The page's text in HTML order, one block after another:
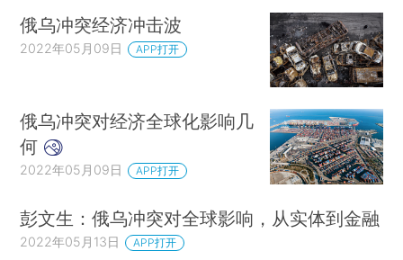
俄乌冲突经济冲击波
2022年05月09日 APP打开
俄乌冲突对经济全球化影响几
何
2022年05月09日 APP打开
彭文生：俄乌冲突对全球影响，从实体到金融
2022年05月13日 APP打开